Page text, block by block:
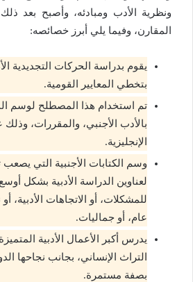
ونظرية الأدب ومبادئه، وأصبح بعد
المقارن، وفيما يلي أبرز خصائصه:
يقوم بدراسة الحركات التجديدية
بتخطي المعايير القومية.
تم استخدام هذا المصطلح لوسم
بالأدب الأجنبي، والمقررات،
الإنجليزية.
وسم الكتابات الأجنبية التي يصعب
لعناوين الدراسة الأدبية بشكل
للمشكلات، أو الاتجاهات الأدبية،
عام، أو جماليات.
يدرس أكبر الأعمال الأدبية
التراث الإنساني، بجانب نجاحها
بصفة مستمرة.